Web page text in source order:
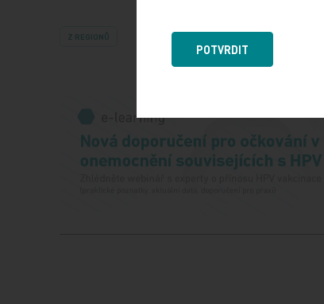
Z REGIONŮ
POTVRDIT